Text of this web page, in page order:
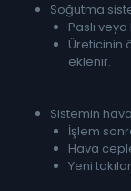
Soğutma
Paslı
Üreticinin
eklenir.
Sistemin
İşlem
Hava
Yeni